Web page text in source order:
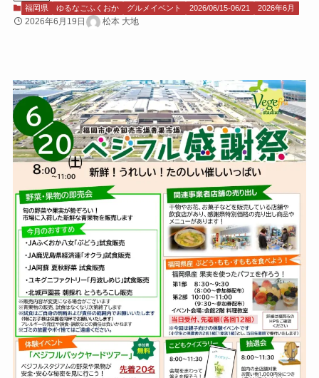
福岡県 ゆるなごふくおか グルメイベント 2026/06/15-06/21 2026年6月
2026年6月19日 松本 大地